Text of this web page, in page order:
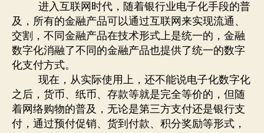
进入互联网时代，随着银行业电子化手段的普
及，所有的金融产品可以通过互联网来实现流通、
交割，不同金融产品在技术形式上是统一的，金融
数字化消融了不同的金融产品也提供了统一的数字
化支付方式。
现在，从实际使用上，还不能说电子化数字化
之后，货币、纸币、存款等就是完全等价的，但随
着网络购物的普及，无论是第三方支付还是银行支
付，通过预付促销、货到付款、积分奖励等形式，